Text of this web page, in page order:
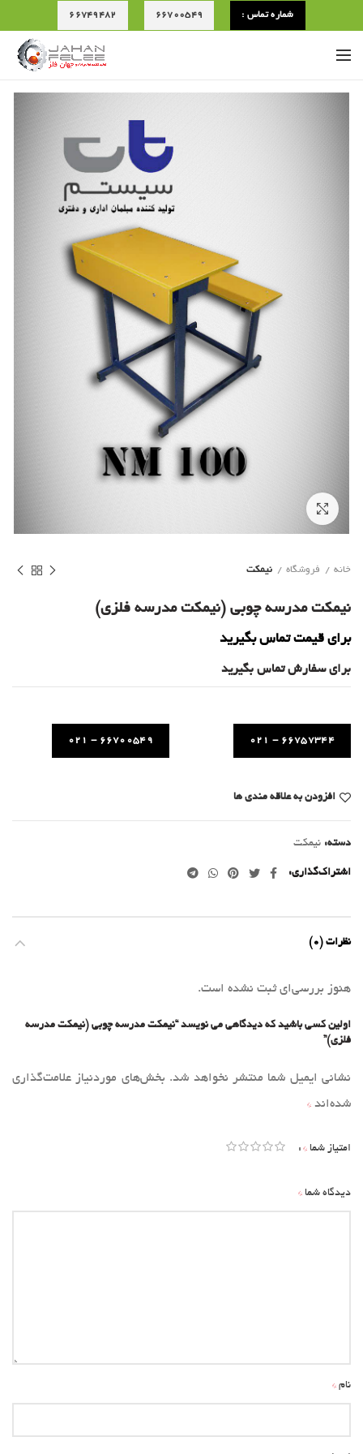
شماره تماس : 66700549
66749482
خانه فروشگاه نیمکت
نیمکت مدرسه چوبی (نیمکت مدرسه فلزی)
برای قیمت تماس بگیرید
برای سفارش تماس بگیرید
66757344 - 021
66700549 - 021
افزودن به علاقه مندی ها
دسته: نیمکت
اشتراک‌گذاری
نظرات (0)
هنوز بررسی‌ای ثبت نشده است.
اولین کسی باشید که دیدگاهی می نویسد “نیمکت مدرسه چوبی (نیمکت مدرسه
فلزی)”
نشانی ایمیل شما منتشر نخواهد شد. بخش‌های موردنیاز علامت‌گذاری
شده‌اند *
امتیاز شما *
دیدگاه شما *
نام *